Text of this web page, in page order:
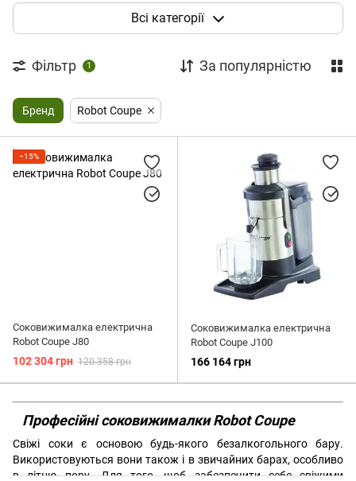
Молочники (пітчери) Молочні міксери
Барні органайзери, тримачі стаканів
Нок-бокси Мадлери Стрейнери
Всі категорії
Фільтр 1 За популярністю
Бренд Robot Coupe
−15%
Соковижималка електрична
Robot Coupe J80
102 304 грн 120 358 грн
Соковижималка електрична
Robot Coupe J100
166 164 грн
Професійні соковижималки Robot Coupe
Свіжі соки є основою будь-якого безалкогольного бару.
Використовуються вони також і в звичайних барах, особливо
в літню пору. Для того, щоб забезпечити себе свіжими